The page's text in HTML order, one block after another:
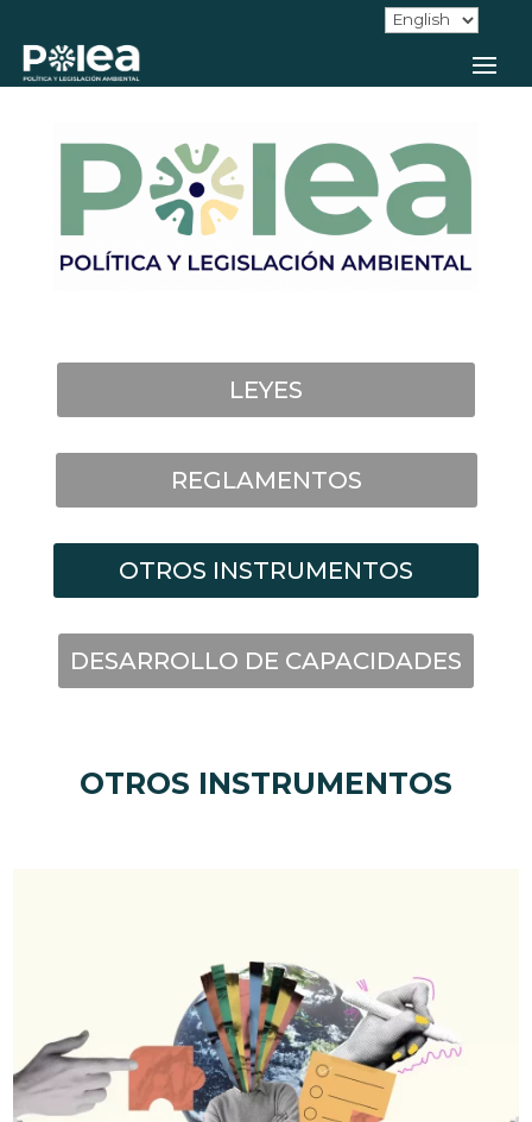
LEYES
REGLAMENTOS
OTROS INSTRUMENTOS
DESARROLLO DE CAPACIDADES
OTROS INSTRUMENTOS